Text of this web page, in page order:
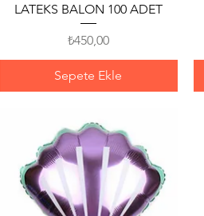
LATEKS BALON 100 ADET
Fiyat
₺450,00
Sepete Ekle